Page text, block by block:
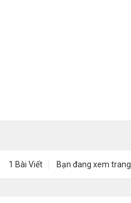
1 Bài Viết Bạn đang xem trang